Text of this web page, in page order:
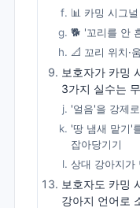
📊 카밍 시그
🐕 '꼬리를 안
📐 꼬리 위치·
보호자가 카밍
3가지 실수는
'얼음'을 강제
'땅 냄새 맡기'
잡아당기기
상대 강아지가
보호자도 카밍
강아지 언어로